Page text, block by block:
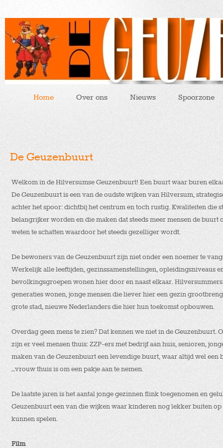
Home Over ons Nieuws Spoorzone
De Geuzenbuurt
Welkom in de Hilversumse Geuzenbuurt! Een buurt waar buren
De Geuzenbuurt is een van de oudste wijken van Hilversum,
achter het spoor: dichtbij het centrum en toch rustig. Kwaliteiten die
belangrijker worden en die maken dat steeds meer mensen de buurt
weten te schatten waardoor het steeds gezelliger wordt.
De bewoners van de Geuzenbuurt zijn niet onder een noemer te
Werkelijk alle leeftijden, gezinssamenstellingen, opleidingsniveaus
bevolkingsgroepen wonen hier door en naast elkaar.
generaties wonen, jonge mensen die liever hier een gezin
grote stad, nieuwe Nederlanders die hier hun toekomst opbouwen.
Overdag geen mens te zien? Dat kennen we niet in de Geuzenbuurt.
zijn er veel mensen thuis: ZZP-ers met bedrijf aan huis, senioren,
maken van de Geuzenbuurt een levendige buurt, waar altijd wel een
–vrouw thuis is om een pakje aan te nemen.
De laatste jaren is het aantal jonge gezinnen flink toegenomen en
Geuzenbuurt een van die wijken waar kinderen nog lekker buiten op
kunnen spelen.
Film